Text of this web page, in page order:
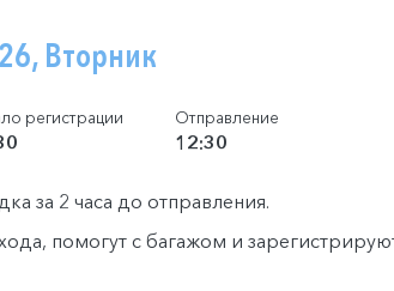
Вторник
регистрации Отправление
12:30
за 2 часа до отправления.
помогут с багажом и